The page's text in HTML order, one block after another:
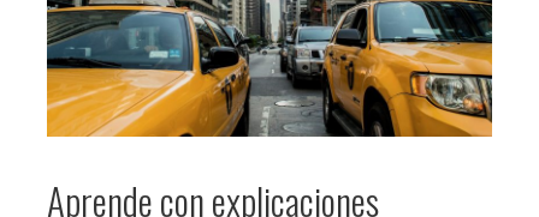
Aprende con explicaciones